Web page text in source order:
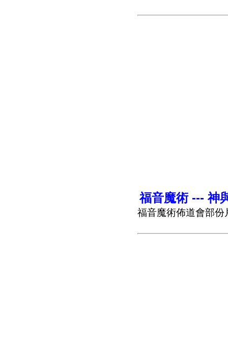
福音魔術 --- 神
福音魔術佈道會部份